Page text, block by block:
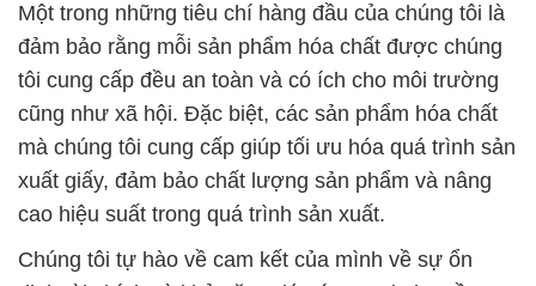
Một trong những tiêu chí hàng đầu của chúng tôi là
đảm bảo rằng mỗi sản phẩm hóa chất được chúng
tôi cung cấp đều an toàn và có ích cho môi trường
cũng như xã hội. Đặc biệt, các sản phẩm hóa chất
mà chúng tôi cung cấp giúp tối ưu hóa quá trình sản
xuất giấy, đảm bảo chất lượng sản phẩm và nâng
cao hiệu suất trong quá trình sản xuất.
Chúng tôi tự hào về cam kết của mình về sự ổn